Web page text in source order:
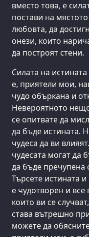
вместо това, е
постави на
любовта, да
онези, които
да построят стени.
Силата на
е, приятели мои,
чудо объркана и
Невероятното
се опитвате да
да бъде истината.
чудеса да ви
чудесата могат да
да бъде пречупена
Търсете истината
е чудотворен и
които ви се
става вътрешно
можете да